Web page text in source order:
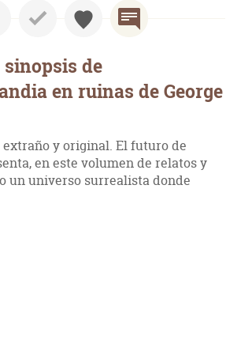
sinopsis de
en ruinas de George
y original. El futuro de
en este volumen de relatos y
un universo surrealista donde